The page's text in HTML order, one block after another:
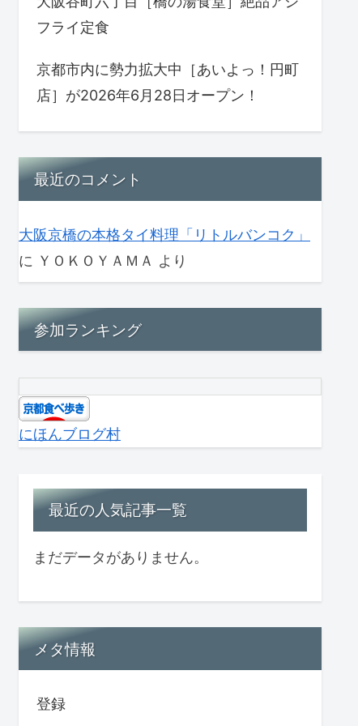
フライ定食
京都市内に勢力拡大中［あいよっ！円町
店］が2026年6月28日オープン！
最近のコメント
大阪京橋の本格タイ料理「リトルバンコク」
に ＹＯＫＯＹＡＭＡ より
参加ランキング
にほんブログ村
最近の人気記事一覧
まだデータがありません。
メタ情報
登録